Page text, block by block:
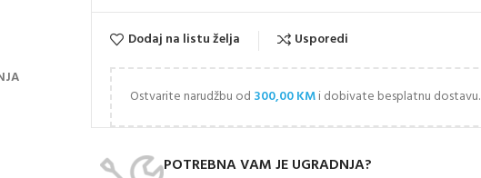
Dodaj na listu želja Usporedi
Ostvarite narudžbu od 300,00KMi dobivate besplatnu dostavu.
POTREBNA VAM JE UGRADNJA?